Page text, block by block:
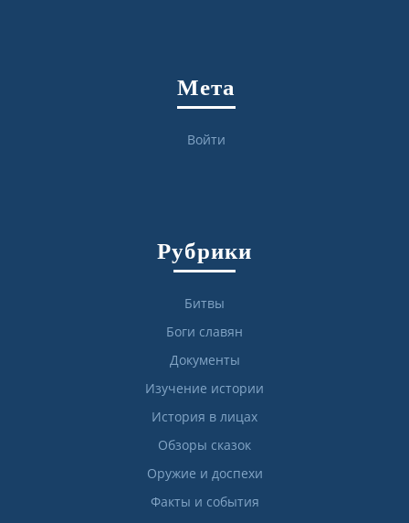
Мета
Войти
Рубрики
Битвы
Боги славян
Документы
Изучение истории
История в лицах
Обзоры сказок
Оружие и доспехи
Факты и события